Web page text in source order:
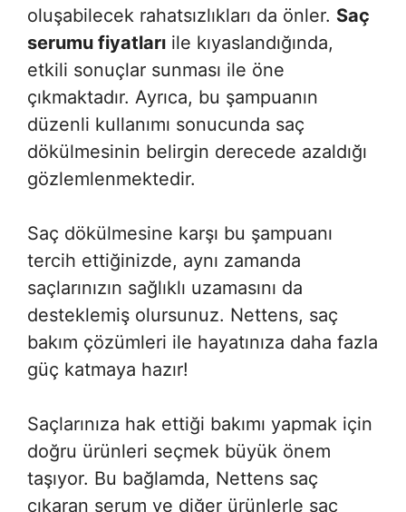
oluşabilecek rahatsızlıkları da önler. Saç
serumu fiyatları ile kıyaslandığında,
etkili sonuçlar sunması ile öne
çıkmaktadır. Ayrıca, bu şampuanın
düzenli kullanımı sonucunda saç
dökülmesinin belirgin derecede azaldığı
gözlemlenmektedir.
Saç dökülmesine karşı bu şampuanı
tercih ettiğinizde, aynı zamanda
saçlarınızın sağlıklı uzamasını da
desteklemiş olursunuz. Nettens, saç
bakım çözümleri ile hayatınıza daha fazla
güç katmaya hazır!
Saçlarınıza hak ettiği bakımı yapmak için
doğru ürünleri seçmek büyük önem
taşıyor. Bu bağlamda, Nettens saç
çıkaran serum ve diğer ürünlerle saç